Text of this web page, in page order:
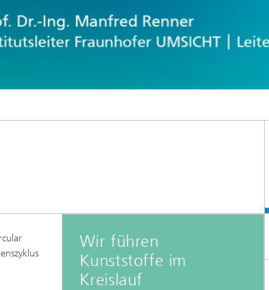
Wir führen
Kunststoffe im
Kreislauf